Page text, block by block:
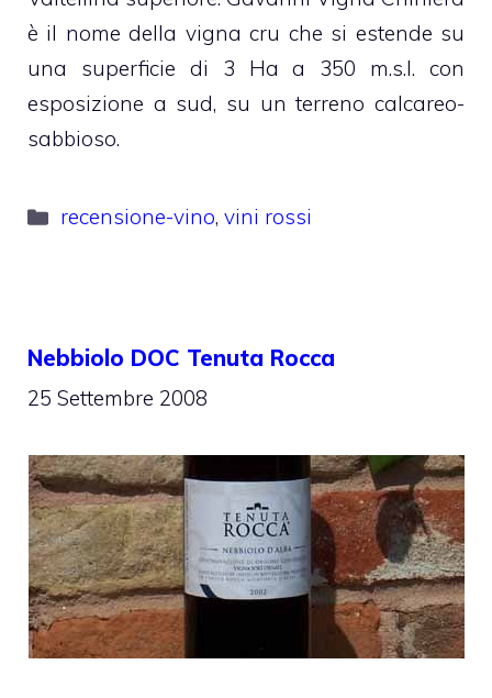
è il nome della vigna cru che si estende su
una superficie di 3 Ha a 350 m.s.l. con
esposizione a sud, su un terreno calcareo-
sabbioso.
Categorie
recensione-vino,vini rossi
Nebbiolo DOC Tenuta Rocca
25 Settembre 2008